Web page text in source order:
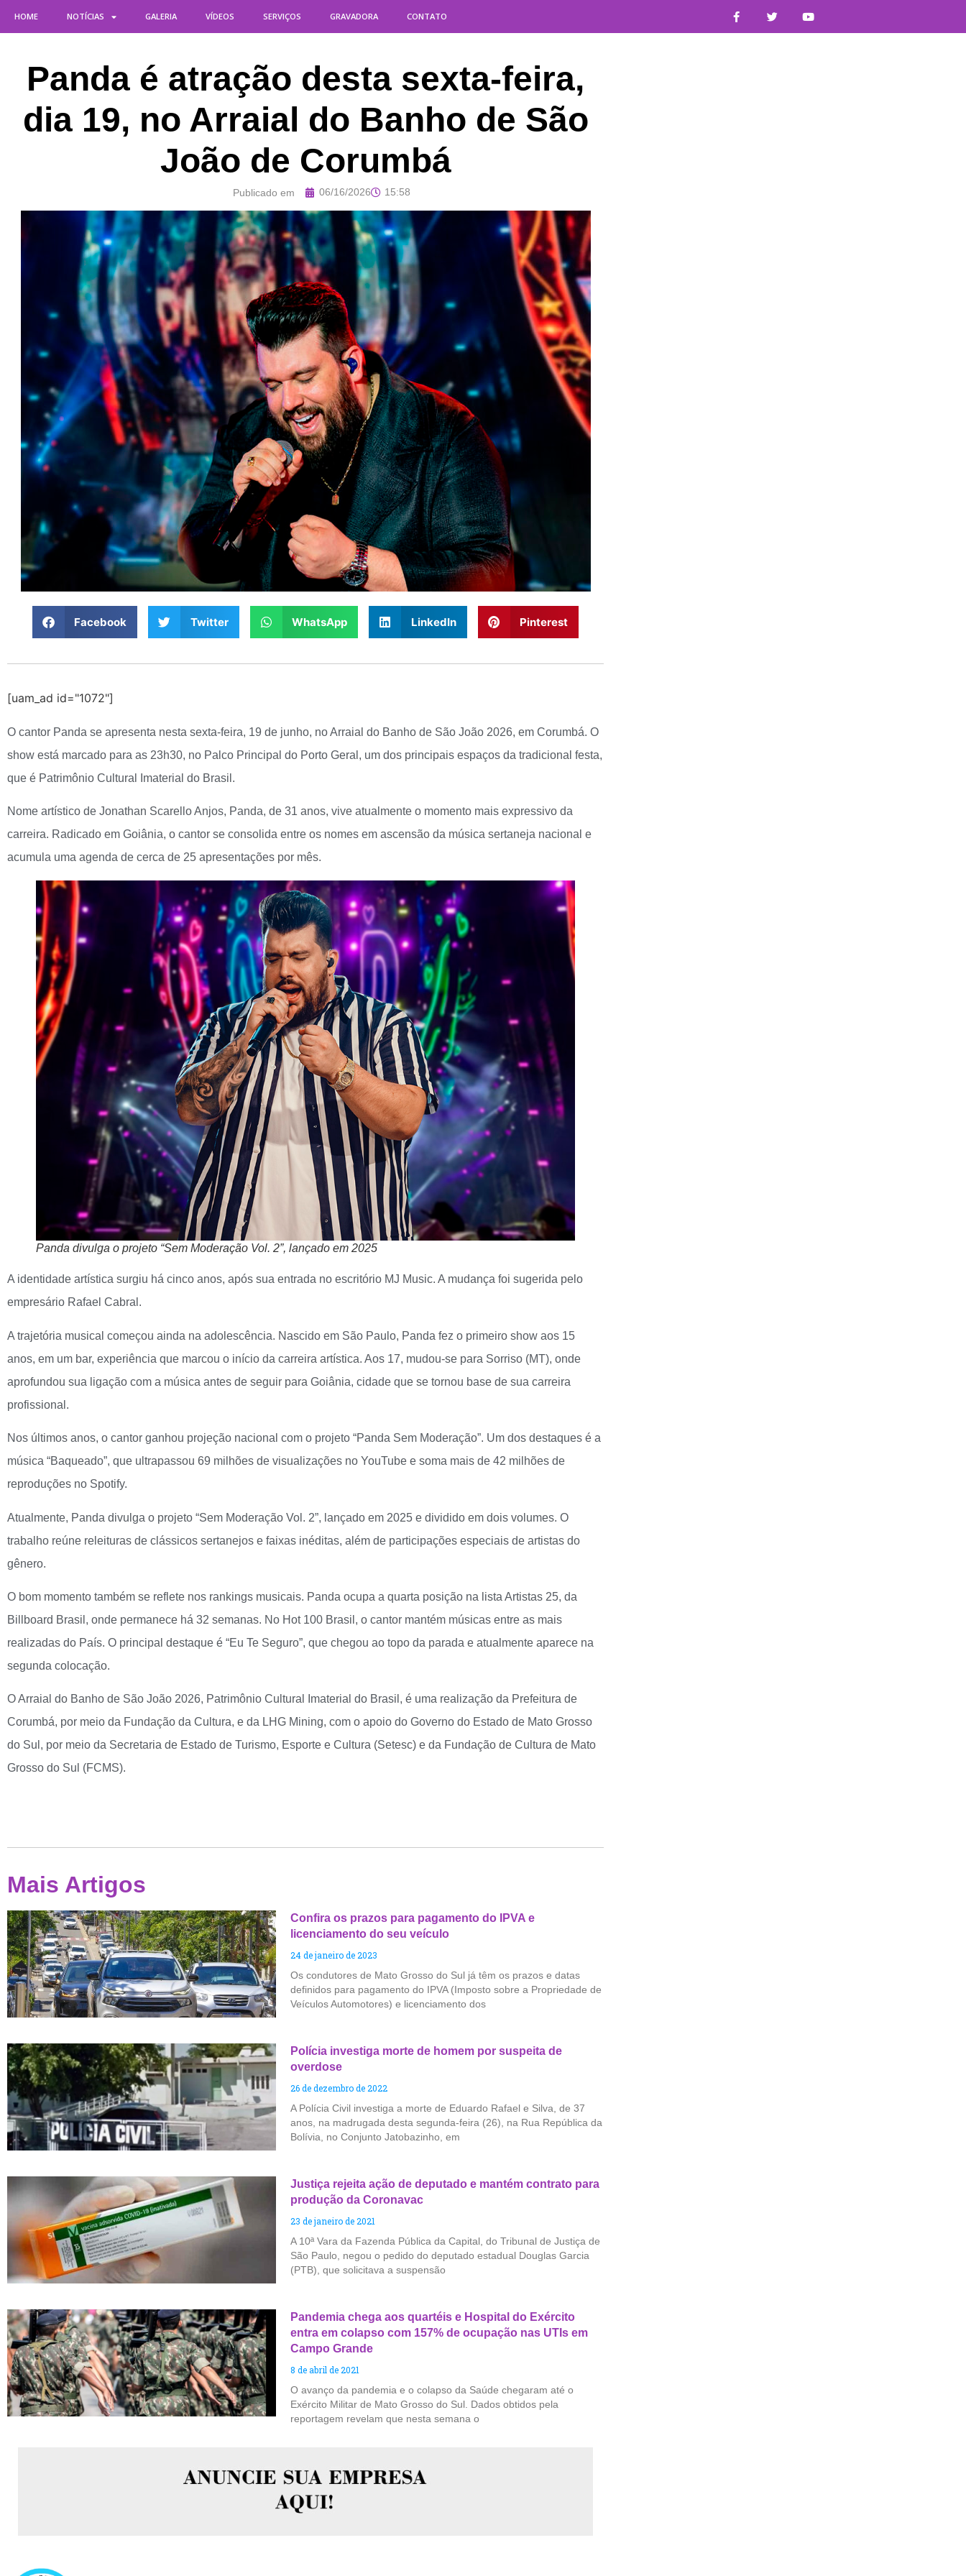
HOME NOTÍCIAS GALERIA VÍDEOS SERVIÇOS GRAVADORA CONTATO
Panda é atração desta sexta-feira,
dia 19, no Arraial do Banho de São
João de Corumbá
Publicado em 06/16/2026 15:58
Facebook Twitter WhatsApp LinkedIn Pinterest
[uam_ad id="1072"]
O cantor Panda se apresenta nesta sexta-feira, 19 de junho, no Arraial do Banho de São João 2026, em Corumbá. O
show está marcado para as 23h30, no Palco Principal do Porto Geral, um dos principais espaços da tradicional festa,
que é Patrimônio Cultural Imaterial do Brasil.
Nome artístico de Jonathan Scarello Anjos, Panda, de 31 anos, vive atualmente o momento mais expressivo da
carreira. Radicado em Goiânia, o cantor se consolida entre os nomes em ascensão da música sertaneja nacional e
acumula uma agenda de cerca de 25 apresentações por mês.
Panda divulga o projeto “Sem Moderação Vol. 2”, lançado em 2025
A identidade artística surgiu há cinco anos, após sua entrada no escritório MJ Music. A mudança foi sugerida pelo
empresário Rafael Cabral.
A trajetória musical começou ainda na adolescência. Nascido em São Paulo, Panda fez o primeiro show aos 15
anos, em um bar, experiência que marcou o início da carreira artística. Aos 17, mudou-se para Sorriso (MT), onde
aprofundou sua ligação com a música antes de seguir para Goiânia, cidade que se tornou base de sua carreira
profissional.
Nos últimos anos, o cantor ganhou projeção nacional com o projeto “Panda Sem Moderação”. Um dos destaques é a
música “Baqueado”, que ultrapassou 69 milhões de visualizações no YouTube e soma mais de 42 milhões de
reproduções no Spotify.
Atualmente, Panda divulga o projeto “Sem Moderação Vol. 2”, lançado em 2025 e dividido em dois volumes. O
trabalho reúne releituras de clássicos sertanejos e faixas inéditas, além de participações especiais de artistas do
gênero.
O bom momento também se reflete nos rankings musicais. Panda ocupa a quarta posição na lista Artistas 25, da
Billboard Brasil, onde permanece há 32 semanas. No Hot 100 Brasil, o cantor mantém músicas entre as mais
realizadas do País. O principal destaque é “Eu Te Seguro”, que chegou ao topo da parada e atualmente aparece na
segunda colocação.
O Arraial do Banho de São João 2026, Patrimônio Cultural Imaterial do Brasil, é uma realização da Prefeitura de
Corumbá, por meio da Fundação da Cultura, e da LHG Mining, com o apoio do Governo do Estado de Mato Grosso
do Sul, por meio da Secretaria de Estado de Turismo, Esporte e Cultura (Setesc) e da Fundação de Cultura de Mato
Grosso do Sul (FCMS).
Mais Artigos
Confira os prazos para pagamento do IPVA e
licenciamento do seu veículo
24 de janeiro de 2023
Os condutores de Mato Grosso do Sul já têm os prazos e datas
definidos para pagamento do IPVA (Imposto sobre a Propriedade de
Veículos Automotores) e licenciamento dos
Polícia investiga morte de homem por suspeita de
overdose
26 de dezembro de 2022
A Polícia Civil investiga a morte de Eduardo Rafael e Silva, de 37
anos, na madrugada desta segunda-feira (26), na Rua República da
Bolívia, no Conjunto Jatobazinho, em
Justiça rejeita ação de deputado e mantém contrato para
produção da Coronavac
23 de janeiro de 2021
A 10ª Vara da Fazenda Pública da Capital, do Tribunal de Justiça de
São Paulo, negou o pedido do deputado estadual Douglas Garcia
(PTB), que solicitava a suspensão
Pandemia chega aos quartéis e Hospital do Exército
entra em colapso com 157% de ocupação nas UTIs em
Campo Grande
8 de abril de 2021
O avanço da pandemia e o colapso da Saúde chegaram até o
Exército Militar de Mato Grosso do Sul. Dados obtidos pela
reportagem revelam que nesta semana o